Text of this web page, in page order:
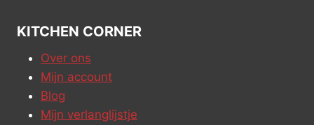
KITCHEN CORNER
Over ons
Mijn account
Blog
Mijn verlanglijstje